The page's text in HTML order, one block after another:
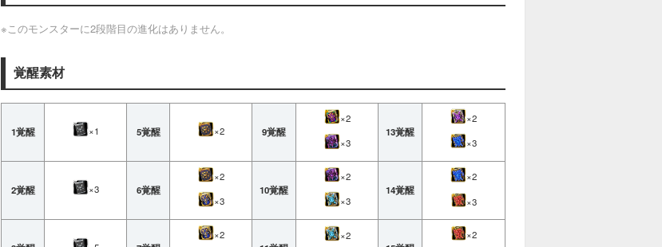
※このモンスターに2段階目の進化はありません。
覚醒素材
1覚醒 ×1 5覚醒 ×2 9覚醒
×2
×3
13覚醒
×2
×3
2覚醒 ×3 6覚醒
×2
×3
10覚醒
×2
×3
14覚醒
×2
×3
×2 ×2 ×2